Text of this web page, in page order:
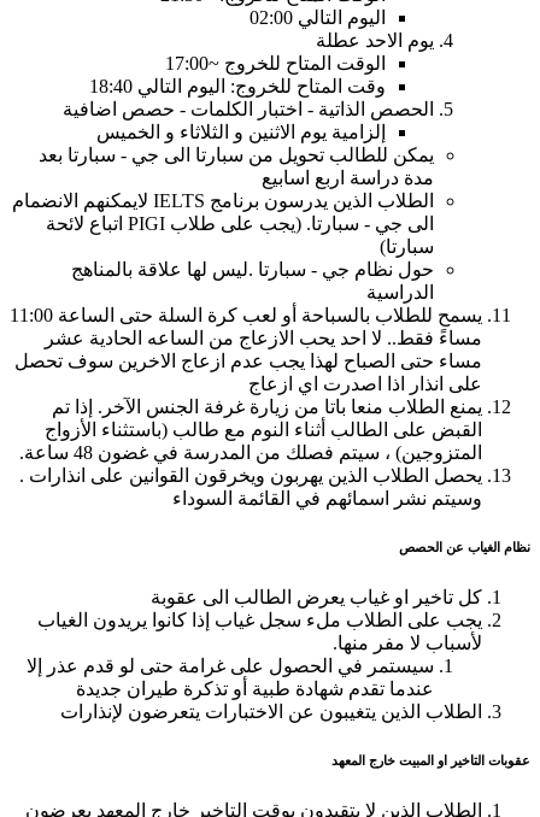
اليوم التالي 02:00
يوم الاحد عطلة
الوقت المتاح للخروج ~17:00
وقت المتاح للخروج: اليوم التالي 18:40
الحصص الذاتية - اختبار الكلمات - حصص اضافية
إلزامية يوم الاثنين و الثلاثاء و الخميس
يمكن للطالب تحويل من سبارتا الى جي - سبارتا بعد
مدة دراسة اربع اسابيع
الطلاب الذين يدرسون برنامج IELTS لايمكنهم الانضمام
الى جي - سبارتا. (يجب على طلاب PIGI اتباع لائحة
سبارتا)
حول نظام جي - سبارتا .ليس لها علاقة بالمناهج
الدراسية
يسمح للطلاب بالسباحة أو لعب كرة السلة حتى الساعة 11:00
مساءً فقط.. لا احد يحب الازعاج من الساعه الحادية عشر
مساء حتى الصباح لهذا يجب عدم ازعاج الاخرين سوف تحصل
على انذار اذا اصدرت اي ازعاج
يمنع الطلاب منعا باتا من زيارة غرفة الجنس الآخر. إذا تم
القبض على الطالب أثناء النوم مع طالب (باستثناء الأزواج
المتزوجين) ، سيتم فصلك من المدرسة في غضون 48 ساعة.
يحصل الطلاب الذين يهربون ويخرقون القوانين على انذارات .
وسيتم نشر اسمائهم في القائمة السوداء
نظام الغياب عن الحصص
كل تاخير او غياب يعرض الطالب الى عقوبة
يجب على الطلاب ملء سجل غياب إذا كانوا يريدون الغياب
لأسباب لا مفر منها.
سيستمر في الحصول على غرامة حتى لو قدم عذر إلا
عندما تقدم شهادة طبية أو تذكرة طيران جديدة
الطلاب الذين يتغيبون عن الاختبارات يتعرضون لإنذارات
عقوبات التاخير او المبيت خارج المعهد
الطلاب الذين لا يتقيدون بوقت التاخير خارج المعهد يعرضون